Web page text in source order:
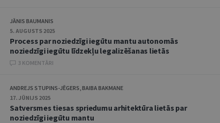
JĀNIS BAUMANIS
5. AUGUSTS 2025
Process par noziedzīgi iegūtu mantu autonomās
noziedzīgi iegūtu līdzekļu legalizēšanas lietās
3 KOMENTĀRI
ANDREJS STUPINS-JĒGERS, BAIBA BAKMANE
17. JŪNIJS 2025
Satversmes tiesas spriedumu arhitektūra lietās par
noziedzīgi iegūtu mantu